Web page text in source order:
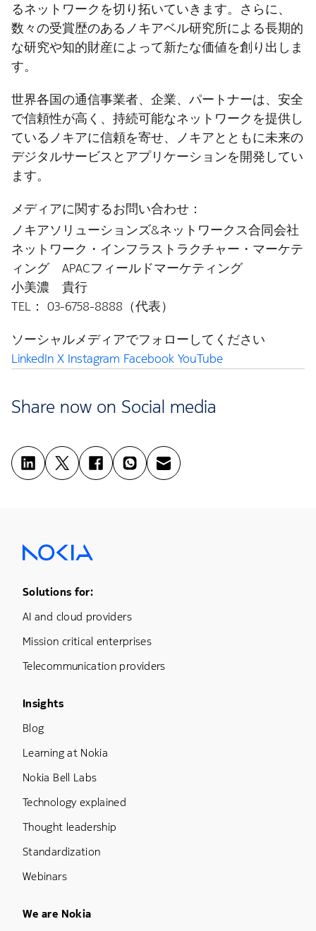
るネットワークを切り拓いていきます。さらに、
数々の受賞歴のあるノキアベル研究所による長期的
な研究や知的財産によって新たな価値を創り出しま
す。
世界各国の通信事業者、企業、パートナーは、安全
で信頼性が高く、持続可能なネットワークを提供し
ているノキアに信頼を寄せ、ノキアとともに未来の
デジタルサービスとアプリケーションを開発してい
ます。
メディアに関するお問い合わせ：
ノキアソリューションズ&ネットワークス合同会社
ネットワーク・インフラストラクチャー・マーケテ
ィング APACフィールドマーケティング
小美濃 貴行
TEL： 03-6758-8888（代表）
ソーシャルメディアでフォローしてください
LinkedIn X Instagram Facebook YouTube
Share now on Social media
Footer Menu One
Solutions for:
AI and cloud providers
Mission critical enterprises
Telecommunication providers
Footer Menu Three
Insights
Blog
Learning at Nokia
Nokia Bell Labs
Technology explained
Thought leadership
Standardization
Webinars
Footer Menu Five
We are Nokia